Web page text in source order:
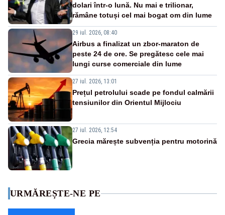
dolari într-o lună. Nu mai e trilionar,
rămâne totuși cel mai bogat om din lume
29 iul. 2026, 08:40
Airbus a finalizat un zbor-maraton de
peste 24 de ore. Se pregătesc cele mai
lungi curse comerciale din lume
27 iul. 2026, 13:01
Prețul petrolului scade pe fondul calmării
tensiunilor din Orientul Mijlociu
27 iul. 2026, 12:54
Grecia mărește subvenția pentru motorină
URMĂREȘTE-NE PE